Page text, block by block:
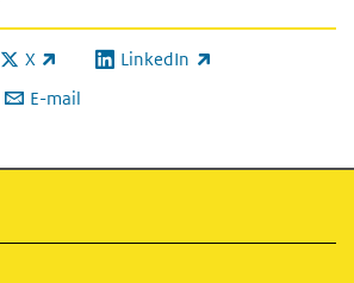
X
(externe link) LinkedIn
(externe link)
E-mail